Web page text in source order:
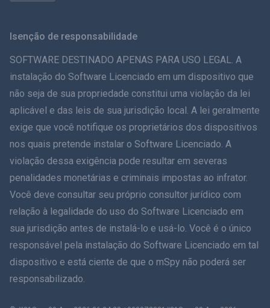
ภาษาไทย
Dansk
हिंदी
עברית
Romãă
Ελληνικά
Isenção de responsabilidade
SOFTWARE DESTINADO APENAS PARA USO LEGAL. A
instalação do Software Licenciado em um dispositivo que
não seja de sua propriedade constitui uma violação da lei
aplicável e das leis de sua jurisdição local. A lei geralmente
exige que você notifique os proprietários dos dispositivos
nos quais pretende instalar o Software Licenciado. A
violação dessa exigência pode resultar em severas
penalidades monetárias e criminais impostas ao infrator.
Você deve consultar seu próprio consultor jurídico com
relação à legalidade do uso do Software Licenciado em
sua jurisdição antes de instalá-lo e usá-lo. Você é o único
responsável pela instalação do Software Licenciado em tal
dispositivo e está ciente de que o mSpy não poderá ser
responsabilizado.